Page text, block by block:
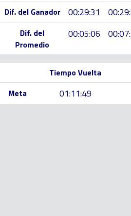
Dif. del Ganador 00:29:31
Dif. del
Promedio
00:05:06
Tiempo Vuelta
Meta
01:11:49